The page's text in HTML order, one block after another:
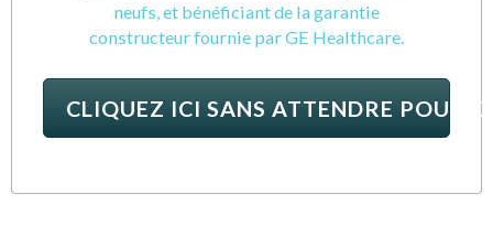
neufs, et bénéficiant de la garantie
constructeur fournie par GE Healthcare.
CLIQUEZ ICI SANS ATTENDRE POUR